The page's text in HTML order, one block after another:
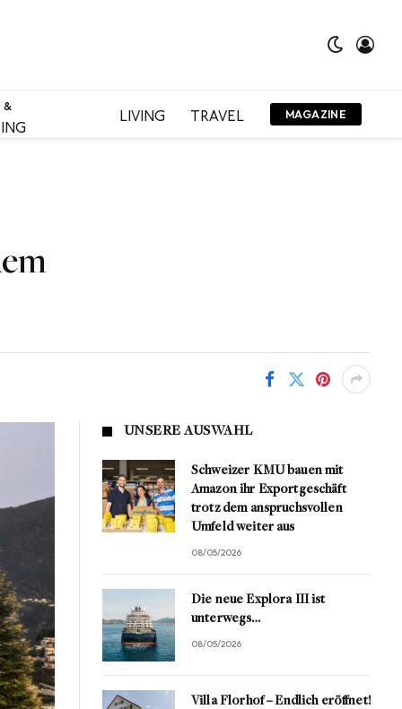
&
LIVING TRAVEL MAGAZINE
UNSERE AUSWAHL
Schweizer KMU bauen mit
Amazon ihr Exportgeschäft
trotz dem anspruchsvollen
Umfeld weiter aus
08/05/2026
Die neue Explora III ist
unterwegs…
08/05/2026
Villa Florhof – Endlich eröffnet!